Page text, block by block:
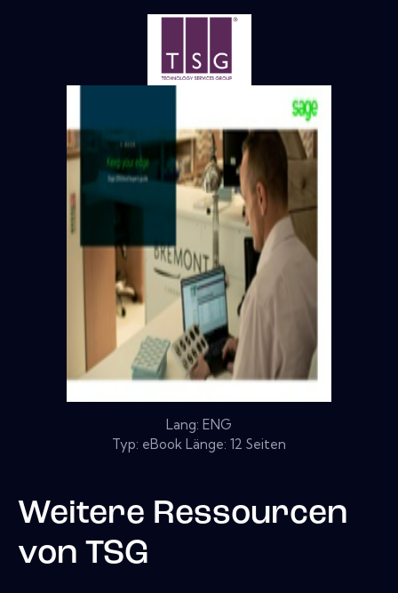
Lang: ENG
Typ: eBook Länge: 12 Seiten
Weitere Ressourcen
von TSG